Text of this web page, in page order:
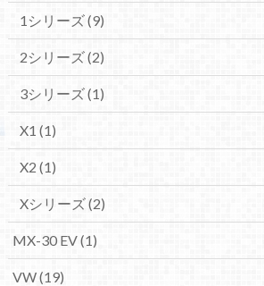
1シリーズ(9)
2シリーズ(2)
3シリーズ(1)
X1 (1)
X2 (1)
Xシリーズ(2)
MX-30 EV(1)
VW(19)